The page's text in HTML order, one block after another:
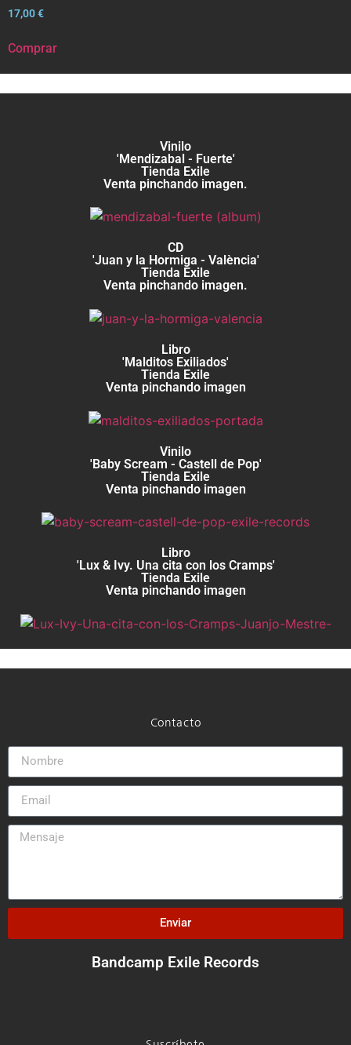
17,00€
Comprar
Vinilo
'Mendizabal - Fuerte'
Tienda Exile
Venta pinchando imagen.
CD
'Juan y la Hormiga - València'
Tienda Exile
Venta pinchando imagen.
Libro
'Malditos Exiliados'
Tienda Exile
Venta pinchando imagen
Vinilo
'Baby Scream - Castell de Pop'
Tienda Exile
Venta pinchando imagen
Libro
'Lux & Ivy. Una cita con los Cramps'
Tienda Exile
Venta pinchando imagen
Contacto
Enviar
Bandcamp Exile Records